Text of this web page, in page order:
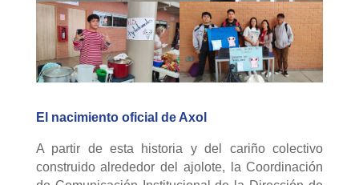
El nacimiento oficial de Axol
A partir de esta historia y del cariño colectivo
construido alrededor del ajolote, la Coordinación